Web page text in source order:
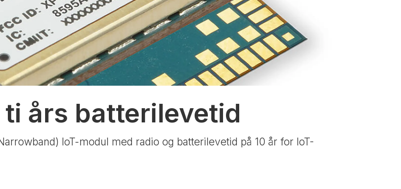
års batterilevetid
IoT-modul med radio og batterilevetid på 10 år for IoT-